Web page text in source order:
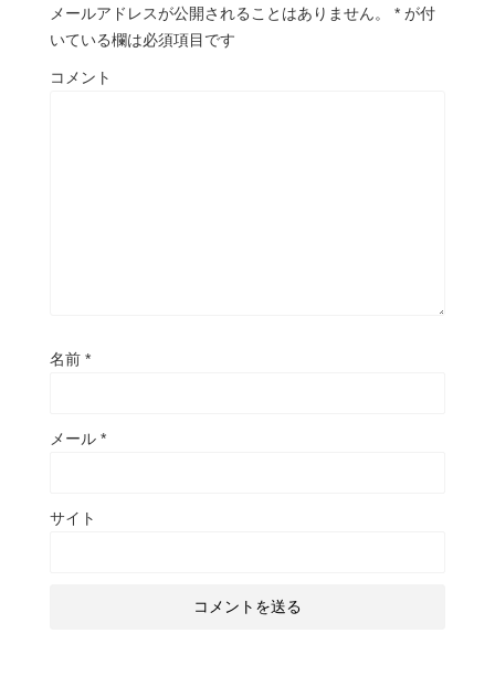
メールアドレスが公開されることはありません。 * が付
いている欄は必須項目です
コメント
名前 *
メール *
サイト